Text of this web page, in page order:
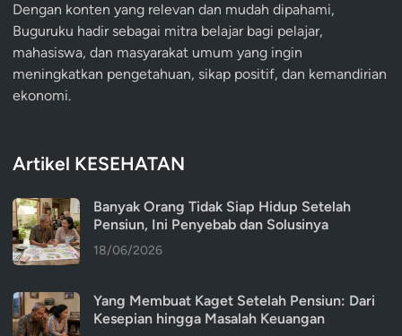
Dengan konten yang relevan dan mudah dipahami,
Buguruku hadir sebagai mitra belajar bagi pelajar,
mahasiswa, dan masyarakat umum yang ingin
meningkatkan pengetahuan, sikap positif, dan kemandirian
ekonomi.
Artikel KESEHATAN
Banyak Orang Tidak Siap Hidup Setelah
Pensiun, Ini Penyebab dan Solusinya
18/06/2026
Yang Membuat Kaget Setelah Pensiun: Dari
Kesepian hingga Masalah Keuangan